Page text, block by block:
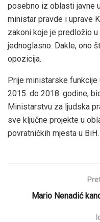
posebno iz oblasti javne
ministar pravde i uprave
zakoni koje je predložio
jednoglasno. Dakle, ono
opozicija.
Prije ministarske funkcije
2015. do 2018. godine,
Ministarstvu za ljudska
sve ključne projekte u
povratničkih mjesta u BiH.
Mario Nenadić